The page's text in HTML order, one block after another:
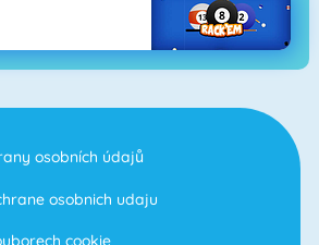
osobních údajů
osobnich udaju
cookie